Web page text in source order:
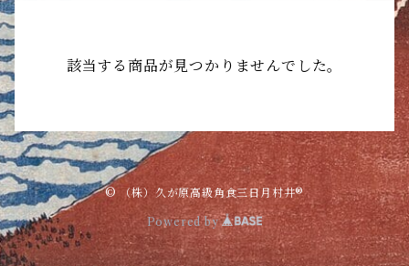
該当する商品が見つかりませんでした。
© （株）久が原高級角食三日月村井®︎
Powered by